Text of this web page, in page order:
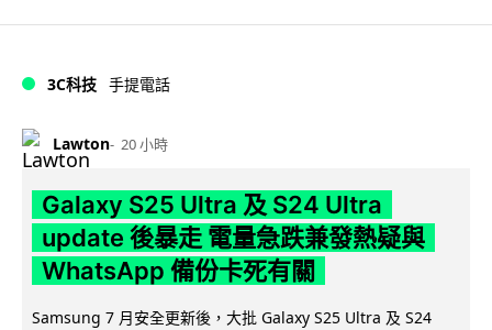
3C科技 手提電話
Lawton 20 小時
Galaxy S25 Ultra 及 S24 Ultra
update 後暴走 電量急跌兼發熱疑與
WhatsApp 備份卡死有關
Samsung 7 月安全更新後，大批 Galaxy S25 Ultra 及 S24